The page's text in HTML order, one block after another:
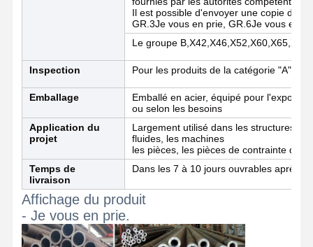
Tuyaux d'acier soudés
Pièces en acier de précision
Des bobines galvanisées
Bobines laminées à chaud
Bobines laminées à froid
D'une épaisseur n'excédant pas 1 mm
Il est possible d'envoyer une copie de
GR.3Je vous en prie, GR.6Je vous en
Le groupe
Inspection Pour les produits de la catégorie "A"
Emballage
Emballé en acier, équipé pour
ou selon les besoins
Application du
projet
Largement utilisé dans les structures,
fluides, les machines
les pièces, les pièces de contrainte des
Temps de
livraison
Dans les 7 à 10 jours ouvrables après
Affichage du produit
- Je vous en prie.